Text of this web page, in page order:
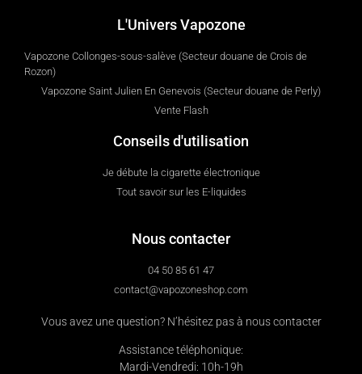
L'Univers Vapozone
Vapozone Collonges-sous-salève (Secteur douane de Crois de
Rozon)
Vapozone Saint Julien En Genevois (Secteur douane de Perly)
Vente Flash
Conseils d'utilisation
Je débute la cigarette électronique
Tout savoir sur les E-liquides
Nous contacter
04 50 85 61 47
contact@vapozoneshop.com
Vous avez une question? N’hésitez pas à nous contacter
Assistance téléphonique:
Mardi-Vendredi: 10h-19h